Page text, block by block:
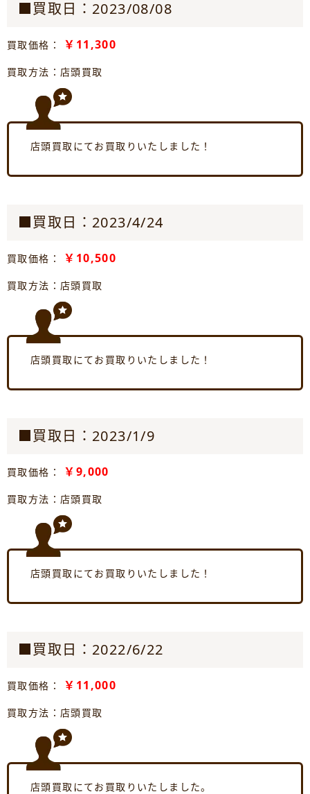
■買取日：2023/08/08
買取価格： ￥11,300
買取方法：店頭買取
店頭買取にてお買取りいたしました！
■買取日：2023/4/24
買取価格： ￥10,500
買取方法：店頭買取
店頭買取にてお買取りいたしました！
■買取日：2023/1/9
買取価格： ￥9,000
買取方法：店頭買取
店頭買取にてお買取りいたしました！
■買取日：2022/6/22
買取価格： ￥11,000
買取方法：店頭買取
店頭買取にてお買取りいたしました。